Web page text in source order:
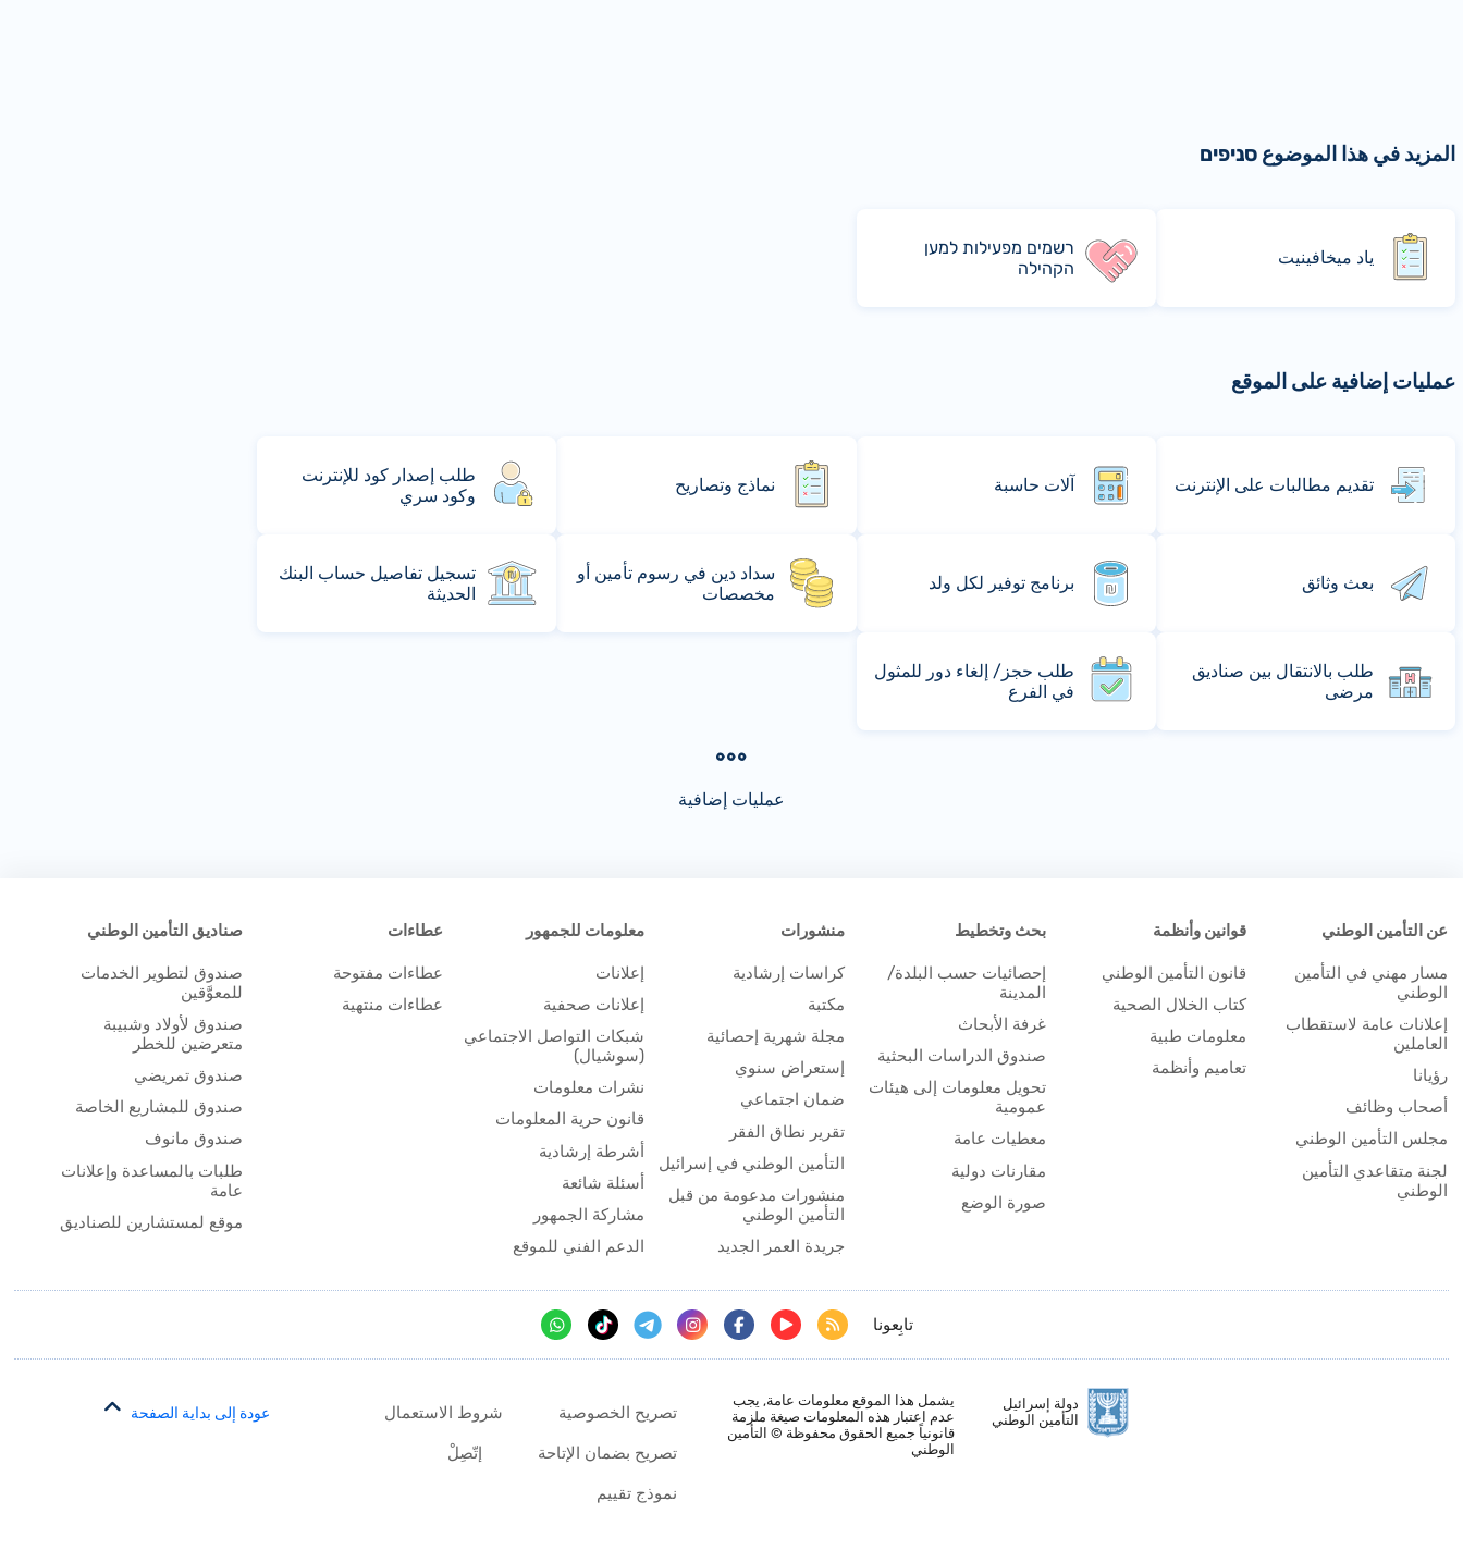
المزيد في هذا الموضوع סניפים
ياد ميخافينيت
רשמים מפעילות למען
הקהילה
عمليات إضافية على الموقع
تقديم مطالبات على الإنترنت آلات حاسبة نماذج وتصاريح
طلب إصدار كود للإنترنت
وكود سري
بعث وثائق برنامج توفير لكل ولد
سداد دين في رسوم تأمين أو
مخصصات
تسجيل تفاصيل حساب البنك
الحديثة
طلب بالانتقال بين صناديق
مرضى
طلب حجز/ إلغاء دور للمثول
في الفرع
عمليات إضافية
عن التأمين الوطني
مسار مهني في التأمين
الوطني
إعلانات عامة لاستقطاب
العاملين
رؤيانا
أصحاب وظائف
مجلس التأمين الوطني
لجنة متقاعدي التأمين
الوطني
قوانين وأنظمة
قانون التأمين الوطني
كتاب الخلال الصحية
معلومات طبية
تعاميم وأنظمة
بحث وتخطيط
إحصائيات حسب البلدة/
المدينة
غرفة الأبحاث
صندوق الدراسات البحثية
تحويل معلومات إلى هيئات
عمومية
معطيات عامة
مقارنات دولية
صورة الوضع
منشورات
كراسات إرشادية
مكتبة
مجلة شهرية إحصائية
إستعراض سنوي
ضمان اجتماعي
تقرير نطاق الفقر
التأمين الوطني في إسرائيل
منشورات مدعومة من قبل
التأمين الوطني
جريدة العمر الجديد
معلومات للجمهور
إعلانات
إعلانات صحفية
شبكات التواصل الاجتماعي
(سوشيال)
نشرات معلومات
قانون حرية المعلومات
أشرطة إرشادية
أسئلة شائعة
مشاركة الجمهور
الدعم الفني للموقع
عطاءات
عطاءات مفتوحة
عطاءات منتهية
صناديق التأمين الوطني
صندوق لتطوير الخدمات
للمعوَّقين
صندوق لأولاد وشبيبة
متعرضين للخطر
صندوق تمريضي
صندوق للمشاريع الخاصة
صندوق مانوف
طلبات بالمساعدة وإعلانات
عامة
موقع لمستشارين للصناديق
دولة إسرائيل
التأمين الوطني
يشمل هذا الموقع معلومات عامة, يجب
عدم اعتبار هذه المعلومات صيغة ملزمة
قانونياً جميع الحقوق محفوظة © التأمين
الوطني
تابِعونا
تصريح الخصوصية شروط الاستعمال
تصريح بضمان الإتاحة إتّصِلْ
نموذج تقييم
عودة إلى بداية الصفحة